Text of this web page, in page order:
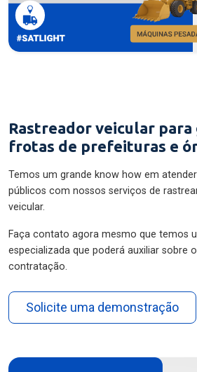
Rastreador veicular para
frotas de prefeituras e
Temos um grande know how em
públicos com nossos serviços de
veicular.
Faça contato agora mesmo que temos
especializada que poderá auxiliar sobre
contratação.
Solicite uma demonstração